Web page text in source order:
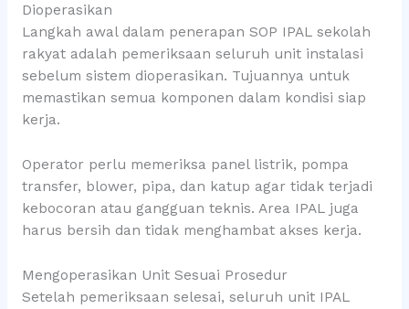
Dioperasikan
Langkah awal dalam penerapan SOP IPAL sekolah
rakyat adalah pemeriksaan seluruh unit instalasi
sebelum sistem dioperasikan. Tujuannya untuk
memastikan semua komponen dalam kondisi siap
kerja.
Operator perlu memeriksa panel listrik, pompa
transfer, blower, pipa, dan katup agar tidak terjadi
kebocoran atau gangguan teknis. Area IPAL juga
harus bersih dan tidak menghambat akses kerja.
Mengoperasikan Unit Sesuai Prosedur
Setelah pemeriksaan selesai, seluruh unit IPAL